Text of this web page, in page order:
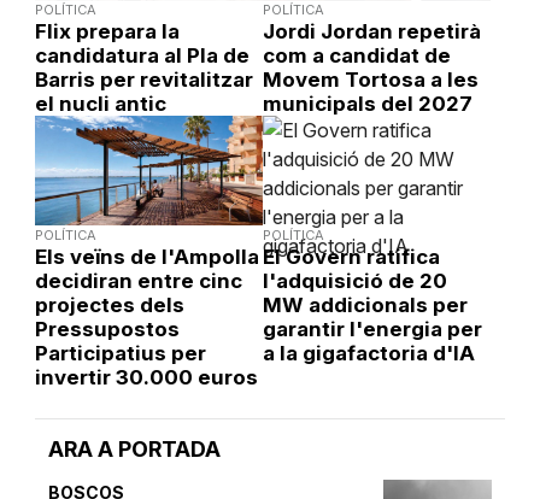
ARA A PORTADA
BOSCOS
POLÍTICA
Flix prepara la
candidatura al Pla de
Barris per revitalitzar
el nucli antic
POLÍTICA
Jordi Jordan repetirà
com a candidat de
Movem Tortosa a les
municipals del 2027
POLÍTICA
Els veïns de l'Ampolla
decidiran entre cinc
projectes dels
Pressupostos
Participatius per
invertir 30.000 euros
POLÍTICA
El Govern ratifica
l'adquisició de 20
MW addicionals per
garantir l'energia per
a la gigafactoria d'IA